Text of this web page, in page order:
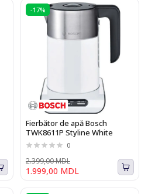
-17%
Fierbător de apă Bosch
TWK8611P Styline White
0
1.999,00 MDL
2.399,00 MDL